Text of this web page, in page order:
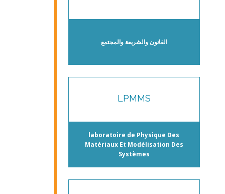
القانون والشريعة والمجتمع
LPMMS
laboratoire de Physique Des
Matériaux Et Modélisation Des
Systèmes